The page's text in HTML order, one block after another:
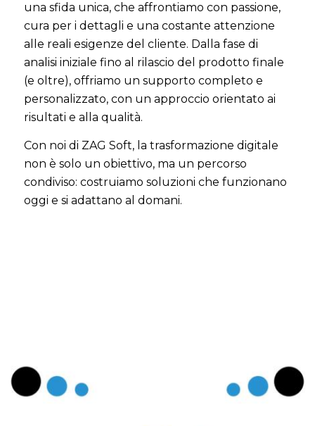
una sfida unica, che affrontiamo con passione,
cura per i dettagli e una costante attenzione
alle reali esigenze del cliente. Dalla fase di
analisi iniziale fino al rilascio del prodotto finale
(e oltre), offriamo un supporto completo e
personalizzato, con un approccio orientato ai
risultati e alla qualità.
Con noi di ZAG Soft, la trasformazione digitale
non è solo un obiettivo, ma un percorso
condiviso: costruiamo soluzioni che funzionano
oggi e si adattano al domani.